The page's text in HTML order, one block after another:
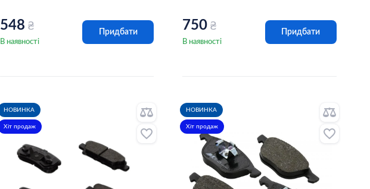
548 ₴
В наявності
Придбати 750 ₴
В наявності
Придбати
НОВИНКА
Хіт продаж
НОВИНКА
Хіт продаж